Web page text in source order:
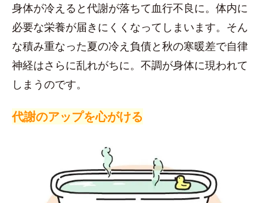
身体が冷えると代謝が落ちて血行不良に。体内に
必要な栄養が届きにくくなってしまいます。そん
な積み重なった夏の冷え負債と秋の寒暖差で自律
神経はさらに乱れがちに。不調が身体に現われて
しまうのです。
代謝のアップを心がける